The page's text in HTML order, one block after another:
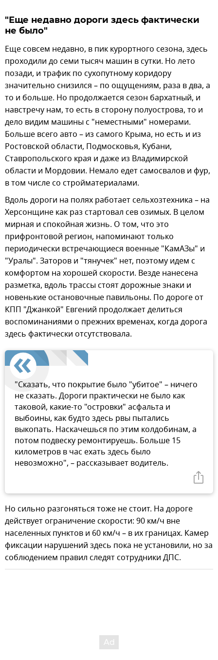
"Еще недавно дороги здесь фактически
не было"
Еще совсем недавно, в пик курортного сезона, здесь
проходили до семи тысяч машин в сутки. Но лето
позади, и трафик по сухопутному коридору
значительно снизился – по ощущениям, раза в два, а
то и больше. Но продолжается сезон бархатный, и
навстречу нам, то есть в сторону полуострова, то и
дело видим машины с "неместными" номерами.
Больше всего авто – из самого Крыма, но есть и из
Ростовской области, Подмосковья, Кубани,
Ставропольского края и даже из Владимирской
области и Мордовии. Немало едет самосвалов и фур,
в том числе со стройматериалами.
Вдоль дороги на полях работает сельхозтехника – на
Херсонщине как раз стартовал сев озимых. В целом
мирная и спокойная жизнь. О том, что это
прифронтовой регион, напоминают только
периодически встречающиеся военные "КамАЗы" и
"Уралы". Заторов и "тянучек" нет, поэтому идем с
комфортом на хорошей скорости. Везде нанесена
разметка, вдоль трассы стоят дорожные знаки и
новенькие остановочные павильоны. По дороге от
КПП "Джанкой" Евгений продолжает делиться
воспоминаниями о прежних временах, когда дорога
здесь фактически отсутствовала.
"Сказать, что покрытие было "убитое" – ничего
не сказать. Дороги практически не было как
таковой, какие-то "островки" асфальта и
выбоины, как будто здесь рвы пытались
выкопать. Наскачешься по этим колдобинам, а
потом подвеску ремонтируешь. Больше 15
километров в час ехать здесь было
невозможно", – рассказывает водитель.
Но сильно разгоняться тоже не стоит. На дороге
действует ограничение скорости: 90 км/ч вне
населенных пунктов и 60 км/ч – в их границах. Камер
фиксации нарушений здесь пока не установили, но за
соблюдением правил следят сотрудники ДПС.